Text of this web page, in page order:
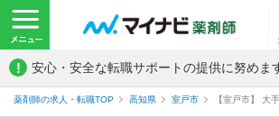
! 安心・安全な転職サポートの提供に努めま
薬剤師の求人・転職TOP 高知県 室戸市 【室戸市】 大